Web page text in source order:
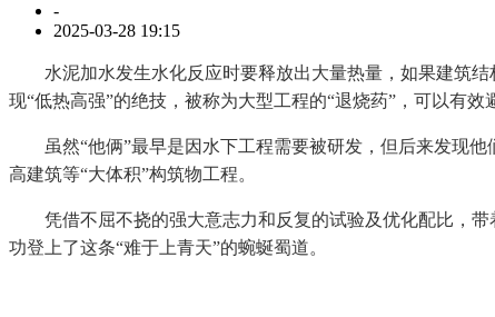
-
2025-03-28 19:15
水泥加水发生水化反应时要释放出大量热量，如果建筑结
现“低热高强”的绝技，被称为大型工程的“退烧药”，可以有效
虽然“他俩”最早是因水下工程需要被研发，但后来发现他
高建筑等“大体积”构筑物工程。
凭借不屈不挠的强大意志力和反复的试验及优化配比，带
功登上了这条“难于上青天”的蜿蜒蜀道。